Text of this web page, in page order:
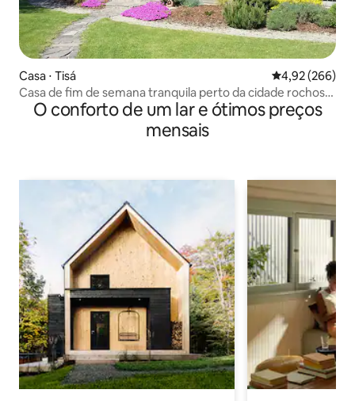
Casa ⋅ Tisá 4,92 de uma
4,92 (266)
Casa de fim de semana tranquila perto da cidade rochosa
de Tisá
O conforto de um lar e ótimos preços
mensais